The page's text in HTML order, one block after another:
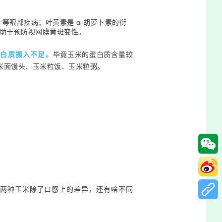
眼部疾病；叶黄素是 α-胡萝卜素的衍
于预防视网膜黄斑变性。
质摄入不足。 毕竟玉米的蛋白质含量较
馒头、玉米粒饭、玉米粒粥。
种玉米除了口感上的差异，还有啥不同